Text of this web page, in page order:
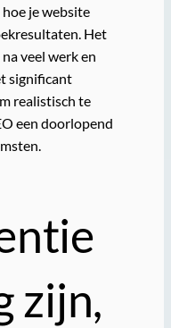
je website
Het
veel werk en
significant
realistisch te
een doorlopend
zijn,